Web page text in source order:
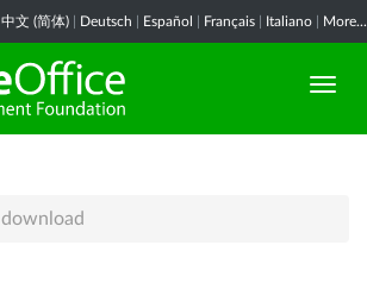
中文 (简体) Deutsch Español Français Italiano More...
download